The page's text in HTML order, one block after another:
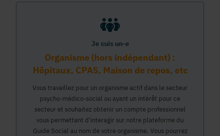
Je suis un·e
Organisme (hors indépendant) :
Hôpitaux, CPAS, Maison de repos, etc
Vous travaillez pour un organisme actif dans le secteur
psycho-médico-social ou ayant un intérêt pour ce
secteur et souhaitez obtenir un compte professionnel
vous permettant d'interagir sur notre plateforme du
Guide Social au nom de votre organisme. Vous pourrez